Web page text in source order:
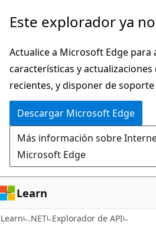
Ir
contenido
principal
Ir
la
navegación
en
la
página
Este explorador ya
Actualice a Microsoft Edge para
características y
recientes, y disponer de
Descargar Microsoft Edge
Más información sobre
Microsoft Edge
Learn
Learn .NET Explorador de API